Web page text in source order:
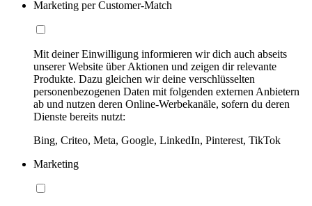
Marketing per Customer-Match
Mit deiner Einwilligung informieren wir dich auch abseits
unserer Website über Aktionen und zeigen dir relevante
Produkte. Dazu gleichen wir deine verschlüsselten
personenbezogenen Daten mit folgenden externen Anbietern
ab und nutzen deren Online-Werbekanäle, sofern du deren
Dienste bereits nutzt:
Bing, Criteo, Meta, Google, LinkedIn, Pinterest, TikTok
Marketing